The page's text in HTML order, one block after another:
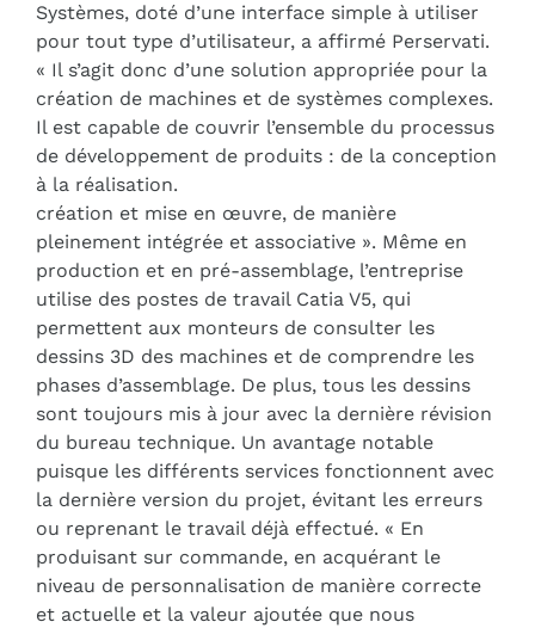
Systèmes, doté d’une interface simple à utiliser
pour tout type d’utilisateur, a affirmé Perservati.
« Il s’agit donc d’une solution appropriée pour la
création de machines et de systèmes complexes.
Il est capable de couvrir l’ensemble du processus
de développement de produits : de la conception
à la réalisation.
création et mise en œuvre, de manière
pleinement intégrée et associative ». Même en
production et en pré-assemblage, l’entreprise
utilise des postes de travail Catia V5, qui
permettent aux monteurs de consulter les
dessins 3D des machines et de comprendre les
phases d’assemblage. De plus, tous les dessins
sont toujours mis à jour avec la dernière révision
du bureau technique. Un avantage notable
puisque les différents services fonctionnent avec
la dernière version du projet, évitant les erreurs
ou reprenant le travail déjà effectué. « En
produisant sur commande, en acquérant le
niveau de personnalisation de manière correcte
et actuelle et la valeur ajoutée que nous